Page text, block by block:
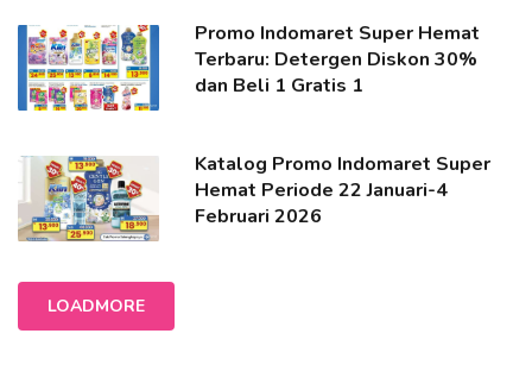
Promo Indomaret Super Hemat
Terbaru: Detergen Diskon 30%
dan Beli 1 Gratis 1
Katalog Promo Indomaret Super
Hemat Periode 22 Januari-4
Februari 2026
LOADMORE